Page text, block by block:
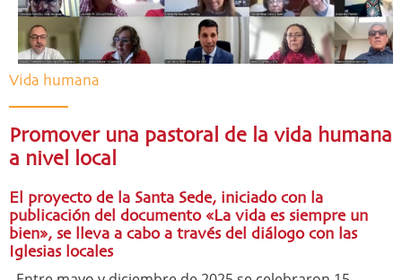
Vida humana
Promover una pastoral de la vida humana
a nivel local
El proyecto de la Santa Sede, iniciado con la
publicación del documento «La vida es siempre un
bien», se lleva a cabo a través del diálogo con las
Iglesias locales